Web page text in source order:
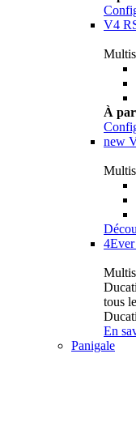
V4
À
new
tous
En
Panigale